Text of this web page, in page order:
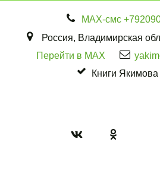
МАХ-смс
Россия, Владимирская обл
Перейти в MAX
Книги